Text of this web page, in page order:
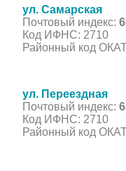
ул. Самарская
Почтовый индекс:
Код ИФНС: 2710
Районный код
ул. Переездная
Почтовый индекс:
Код ИФНС: 2710
Районный код